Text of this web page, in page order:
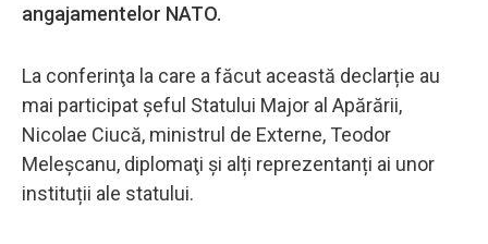
angajamentelor NATO.
La conferinţa la care a făcut această declarție au
mai participat şeful Statului Major al Apărării,
Nicolae Ciucă, ministrul de Externe, Teodor
Meleşcanu, diplomaţi și alți reprezentanți ai unor
instituții ale statului.